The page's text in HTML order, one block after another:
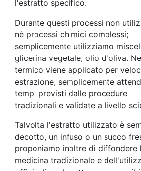
l'estratto specifico.
Durante questi processi non
nè processi chimici complessi;
semplicemente utilizziamo
glicerina vegetale, olio d'oliva.
termico viene applicato per
estrazione, semplicemente
tempi previsti dalle procedure
tradizionali e validate a livello
Talvolta l'estratto utilizzato è
decotto, un infuso o un succo
proponiamo inoltre di diffondere
medicina tradizionale e